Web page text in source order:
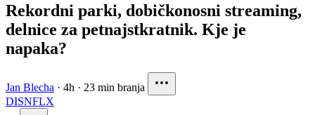
Rekordni parki, dobičkonosni streaming,
delnice za petnajstkratnik. Kje je
napaka?
Jan Blecha · 4h · 23 min branja
DISNFLX